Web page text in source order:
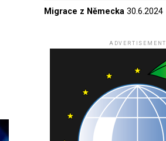
Migrace z Německa 30.6.2024
ADVERTISEMENT